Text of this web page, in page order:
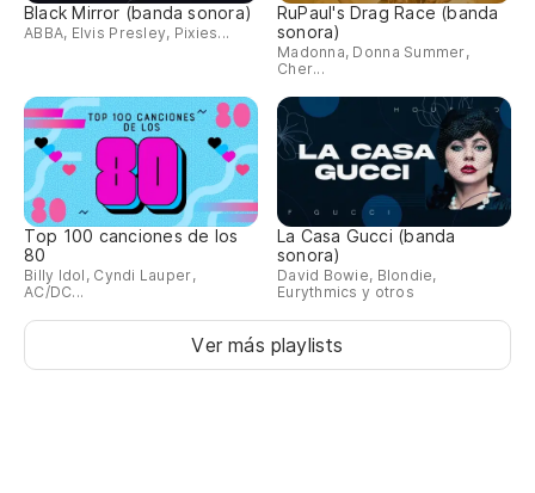
Black Mirror (banda sonora)
ABBA, Elvis Presley, Pixies...
RuPaul's Drag Race (banda
sonora)
Madonna, Donna Summer,
Cher...
Top 100 canciones de los
80
Billy Idol, Cyndi Lauper,
AC/DC...
La Casa Gucci (banda
sonora)
David Bowie, Blondie,
Eurythmics y otros
Ver más playlists